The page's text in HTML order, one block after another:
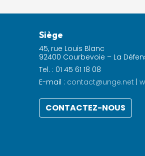
Siège
45, rue Louis Blanc
92400 Courbevoie – La
Tel. : 01 45 61 18 08
E-mail : contact@unge.net |
CONTACTEZ-NOUS